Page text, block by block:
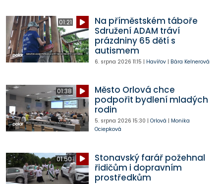
01:21
Na příměstském táboře
Sdružení ADAM tráví
prázdniny 65 dětí s
autismem
6. srpna 2026 11:15 | Havířov| Bára Kelnerová
01:38
Město Orlová chce
podpořit bydlení mladých
rodin
5. srpna 2026 15:30 | Orlová | Monika
Ociepková
01:50
Stonavský farář požehnal
řidičům i dopravním
prostředkům